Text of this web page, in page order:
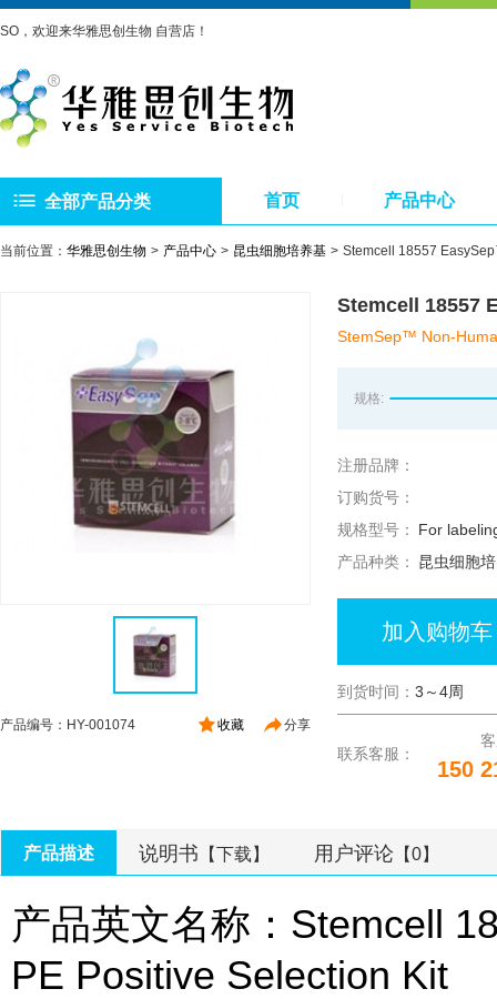
SO，欢迎来华雅思创生物 自营店！
全部产品分类 首页 产品中心
当前位置： 华雅思创生物 产品中心 昆虫细胞培养基 Stemcell 18557
分享
收藏
产品编号：HY-001074
Stemcell 18557
StemSep™ Non-
规格:
注册品牌：
订购货号：
规格型号：
For
产品种类：
昆虫细胞
加入购物车
到货时间： 3～4周
联系客服：
150
产品描述 说明书 【下载】 用户评论 【0】
产品英文名称：Stemcell
PE Positive Selection Kit